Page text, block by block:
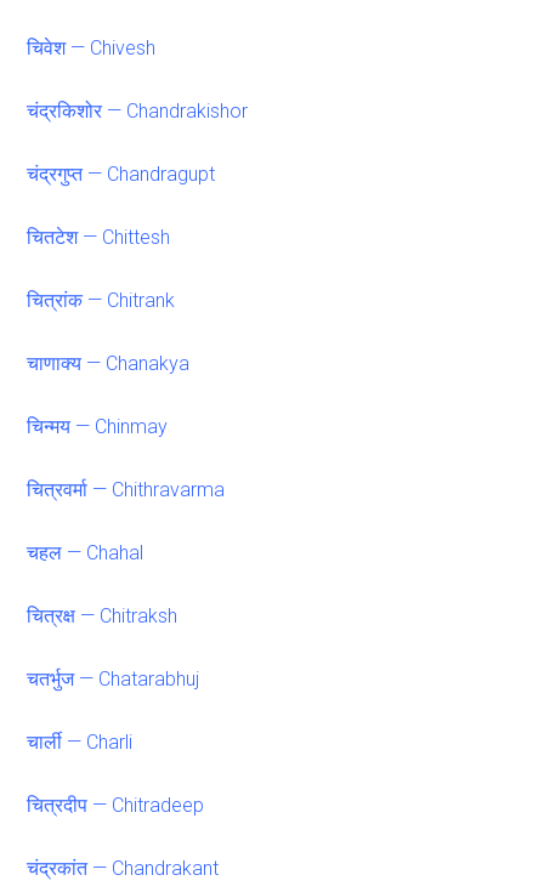
चिवेश — Chivesh
चंद्रकिशोर — Chandrakishor
चंद्रगुप्त — Chandragupt
चितटेश — Chittesh
चित्रांक — Chitrank
चाणाक्य — Chanakya
चिन्मय — Chinmay
चित्रवर्मा — Chithravarma
चहल — Chahal
चित्रक्ष — Chitraksh
चतर्भुज — Chatarabhuj
चार्ली — Charli
चित्रदीप — Chitradeep
चंद्रकांत — Chandrakant